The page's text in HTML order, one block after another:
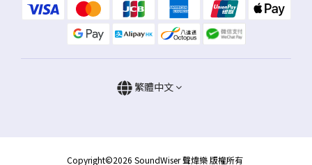
繁體中文
Copyright©2026 SoundWiser 聲煒樂 版權所有